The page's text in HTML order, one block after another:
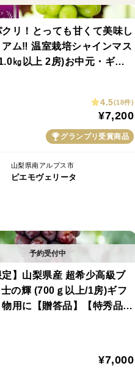
りのある果実と、濃厚な
2006年に品種登録されたブ
ぶどうを交配して誕生した
オブ・アレキサンドリアか
マスカット由来の芳醇な香
常温保存
んだスポンジなどを付けて
元、お祝い、内祝い、御供
お願いします】
を必ずご記入ください。
ご指定ない場合は空欄とさ
リ！とっても甘くて美味し
ム‼ 温室栽培シャインマス
㎏以上 2房)お中元・ギフ
4.5(18件)
¥7,200
グランプリ受賞商品
山梨県南アルプス市
ピエモヴェリータ
定】山梨県産 超希少高級ブ
士の輝 (700ｇ以上/1房)ギフ
物用に【贈答品】【特秀品】
¥7,000